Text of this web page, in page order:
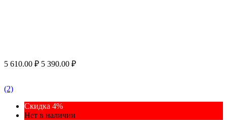
5 610.00 ₽ 5 390.00 ₽
(2)
Скидка 4%
Нет в наличии